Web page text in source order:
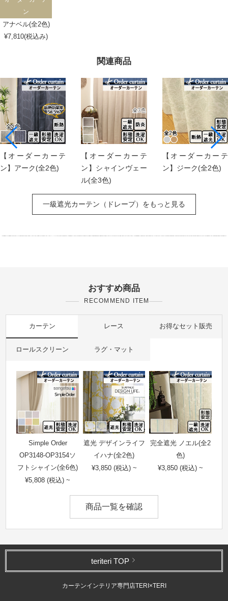
関連商品
【オーダーカーテ
ン】アーク(全2色)
【オーダーカーテ
ン】シャインヴェー
ル(全3色)
【オーダーカーテ
ン】ジーク(全2色)
一級遮光カーテン（ドレープ）をもっと見る
ン
アナベル(全2色)
¥7,810(税込み)
おすすめ商品
RECOMMEND ITEM
カーテン レース お得なセット販売
ロールスクリーン ラグ・マット
Simple Order
OP3148-OP3154ソ
フトシャイン(全6色)
¥5,808 (税込) ~
遮光 デザインライフ
イハナ(全2色)
¥3,850 (税込) ~
完全遮光 ノエル(全2
色)
¥3,850 (税込) ~
商品一覧を確認
teriteri TOP
カーテンインテリア専門店TERI×TERI